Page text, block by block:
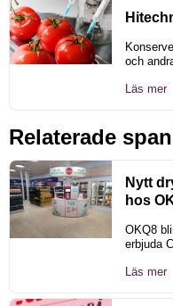
och
Läs mer
Relaterade
Nytt
hos
OKQ8
erbjuda
Läs mer